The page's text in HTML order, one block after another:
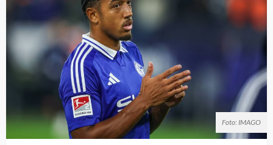
Foto: IMAGO